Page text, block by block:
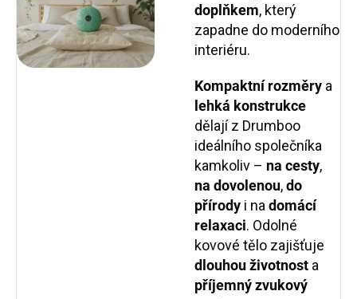
doplňkem, který
zapadne do moderního
interiéru.
Kompaktní rozměry a
lehká konstrukce
dělají z Drumboo
ideálního společníka
kamkoliv – na cesty,
na dovolenou,do
přírody i nadomácí
relaxaci. Odolné
kovové tělo zajišťuje
dlouhou životnost a
příjemný zvukový